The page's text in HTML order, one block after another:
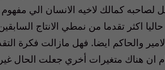
لصاحبه كمالك لاخيه الانسان الي
اكثر تقدما من نمطي الانتاج
والحاكم ايضا. فهل مازالت فكرة
ان هناك متغيرات أخري جعلت الحال